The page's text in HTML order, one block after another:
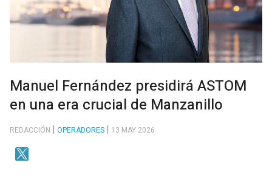
Manuel Fernández presidirá ASTOM
en una era crucial de Manzanillo
REDACCIÓN OPERADORES 13 MAY 2026